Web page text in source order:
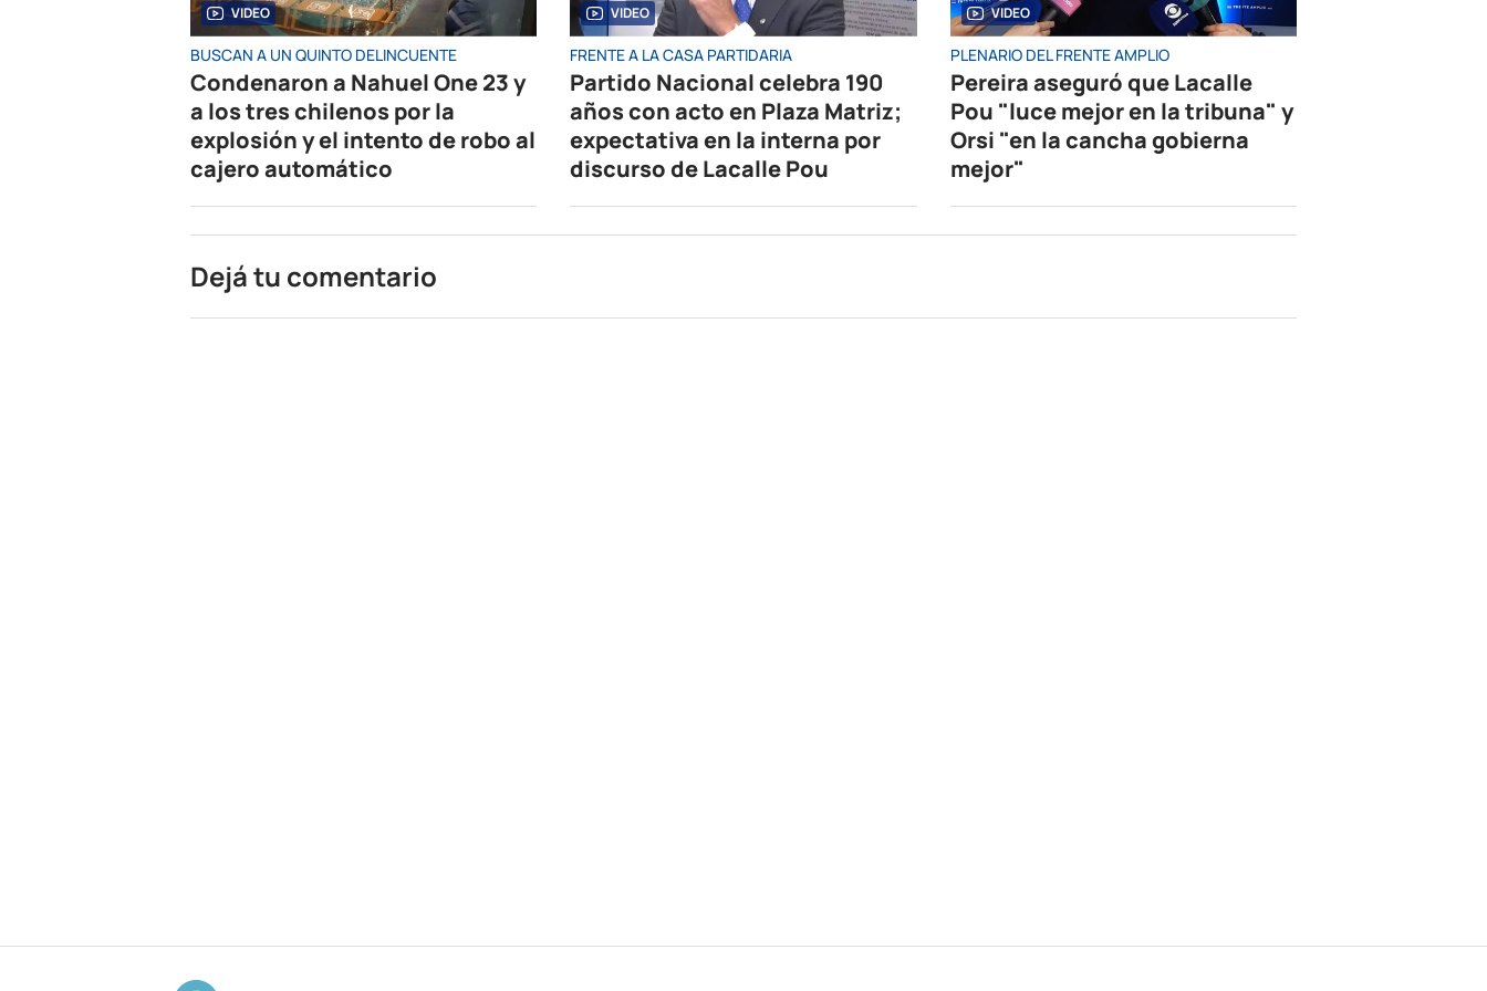
VIDEO
BUSCAN A UN QUINTO DELINCUENTE
Condenaron a Nahuel One 23 y
a los tres chilenos por la
explosión y el intento de robo al
cajero automático
VIDEO
FRENTE A LA CASA PARTIDARIA
Partido Nacional celebra 190
años con acto en Plaza Matriz;
expectativa en la interna por
discurso de Lacalle Pou
VIDEO
PLENARIO DEL FRENTE AMPLIO
Pereira aseguró que Lacalle
Pou "luce mejor en la tribuna" y
Orsi "en la cancha gobierna
mejor"
Dejá tu comentario